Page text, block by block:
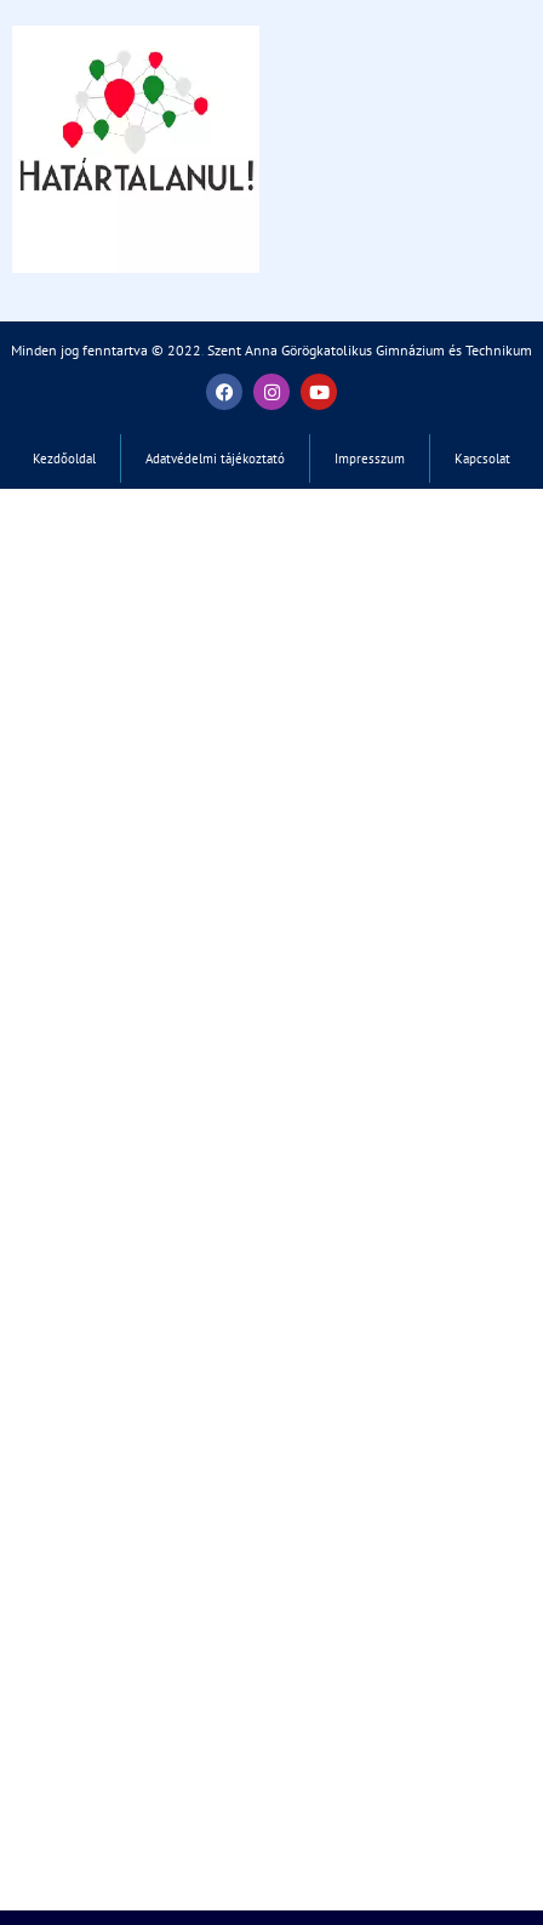
Minden jog fenntartva © 2022. Szent Anna Görögkatolikus Gimnázium és Technikum
Kezdőoldal Adatvédelmi tájékoztató Impresszum Kapcsolat